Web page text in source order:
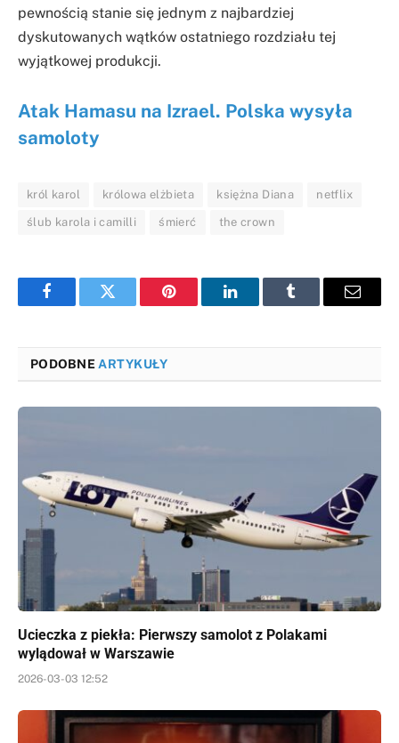
pewnością stanie się jednym z najbardziej
dyskutowanych wątków ostatniego rozdziału tej
wyjątkowej produkcji.
Atak Hamasu na Izrael. Polska wysyła
samoloty
król karol królowa elżbieta księżna Diana netflix
ślub karola i camilli śmierć the crown
FacebookTwitter Pinterest LinkedInTumblr Email
PODOBNE ARTYKUŁY
Ucieczka z piekła: Pierwszy samolot z Polakami
wylądował w Warszawie
2026-03-03 12:52